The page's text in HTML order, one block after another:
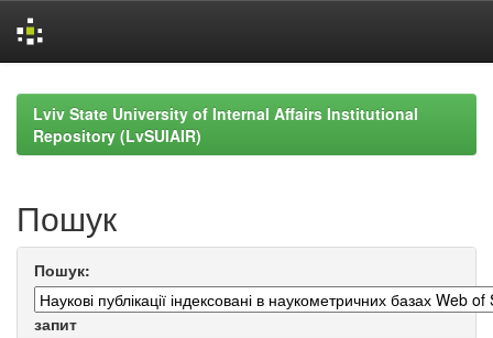
navigationLviv State University of Internal Affairs Institutional
Repository (LvSUIAIR)
Пошук
Пошук:
запит